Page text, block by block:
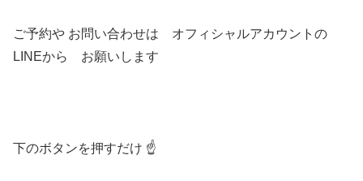
ご予約や お問い合わせは オフィシャルアカウントの
LINEから お願いします
下のボタンを押すだけ ☝️